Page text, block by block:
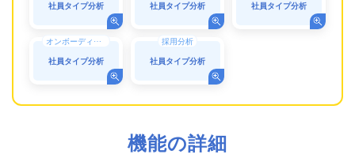
社員タイプ分析
社員タイプ分析
社員タイプ分析
オンボーディング
社員タイプ分析
採用分析
社員タイプ分析
機能の詳細